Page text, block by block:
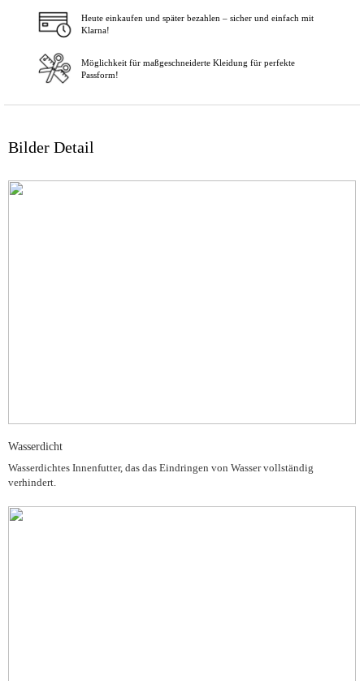
Heute einkaufen und später bezahlen – sicher und einfach mit
Klarna!
Möglichkeit für maßgeschneiderte Kleidung für perfekte
Passform!
Bilder Detail
Wasserdicht
Wasserdichtes Innenfutter, das das Eindringen von Wasser vollständig
verhindert.